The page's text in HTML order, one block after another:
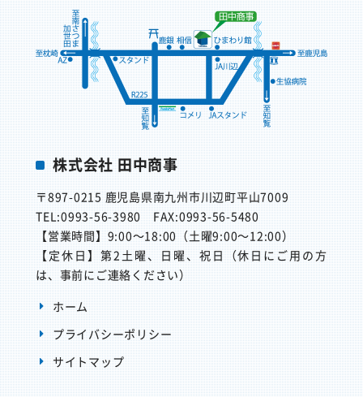
株式会社 田中商事
〒897-0215鹿児島県南九州市川辺町平山7009
TEL:0993-56-3980FAX:0993-56-5480
【営業時間】9:00～18:00（土曜9:00～12:00）
【定休日】第2土曜、日曜、祝日（休日にご用の方
は、事前にご連絡ください）
ホーム
プライバシーポリシー
サイトマップ